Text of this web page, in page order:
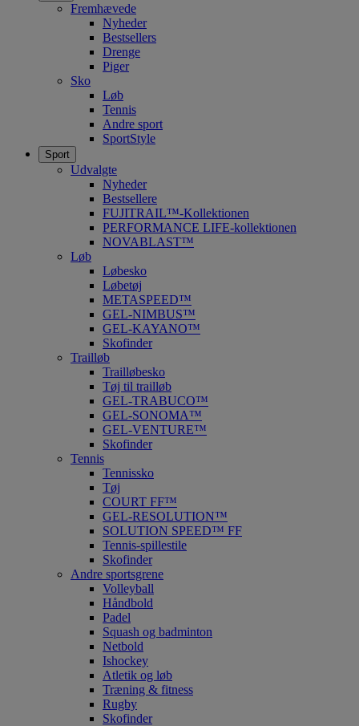
Fremhævede
Nyheder
Bestsellers
Drenge
Piger
Sko
Løb
Tennis
Andre sport
SportStyle
Sport
Udvalgte
Nyheder
Bestsellere
FUJITRAIL™-Kollektionen
PERFORMANCE LIFE-kollektionen
NOVABLAST™
Løb
Løbesko
Løbetøj
METASPEED™
GEL-NIMBUS™
GEL-KAYANO™
Skofinder
Trailløb
Trailløbesko
Tøj til trailløb
GEL-TRABUCO™
GEL-SONOMA™
GEL-VENTURE™
Skofinder
Tennis
Tennissko
Tøj
COURT FF™
GEL-RESOLUTION™
SOLUTION SPEED™ FF
Tennis-spillestile
Skofinder
Andre sportsgrene
Volleyball
Håndbold
Padel
Squash og badminton
Netbold
Ishockey
Atletik og løb
Træning & fitness
Rugby
Skofinder